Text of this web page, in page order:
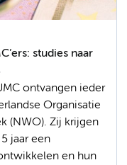
studies naar
ontvangen ieder
Organisatie
(NWO). Zij krijgen
jaar een
en hun